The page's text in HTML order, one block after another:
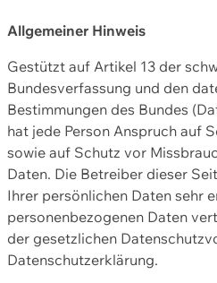
Allgemeiner Hinweis
Gestützt auf Artikel 13 der
Bundesverfassung und den
Bestimmungen des Bundes
hat jede Person Anspruch auf
sowie auf Schutz vor
Daten. Die Betreiber dieser
Ihrer persönlichen Daten sehr
personenbezogenen Daten
der gesetzlichen
Datenschutzerklärung.